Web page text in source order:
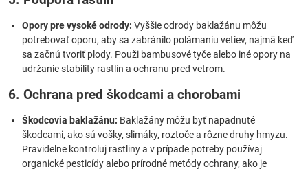
Opory pre vysoké odrody: Vyššie odrody baklažánu môžu
potrebovať oporu, aby sa zabránilo polámaniu vetiev, najmä keď
sa začnú tvoriť plody. Použi bambusové tyče alebo iné opory na
udržanie stability rastlín a ochranu pred vetrom.
6. Ochrana pred škodcami a chorobami
Škodcovia baklažánu: Baklažány môžu byť napadnuté
škodcami, ako sú vošky, slimáky, roztoče a rôzne druhy hmyzu.
Pravidelne kontroluj rastliny a v prípade potreby používaj
organické pesticídy alebo prírodné metódy ochrany, ako je